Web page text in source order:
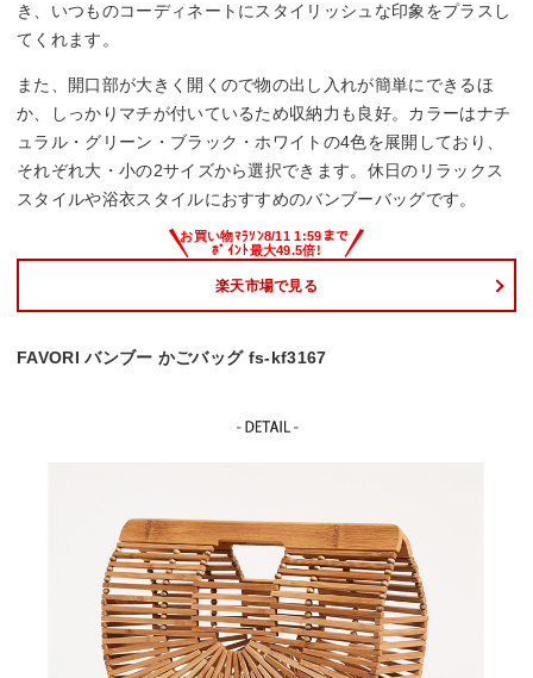
き、いつものコーディネートにスタイリッシュな印象をプラスし
てくれます。
また、開口部が大きく開くので物の出し入れが簡単にできるほ
か、しっかりマチが付いているため収納力も良好。カラーはナチ
ュラル・グリーン・ブラック・ホワイトの4色を展開しており、
それぞれ大・小の2サイズから選択できます。休日のリラックス
スタイルや浴衣スタイルにおすすめのバンブーバッグです。
楽天市場で見る
FAVORI バンブー かごバッグ fs-kf3167